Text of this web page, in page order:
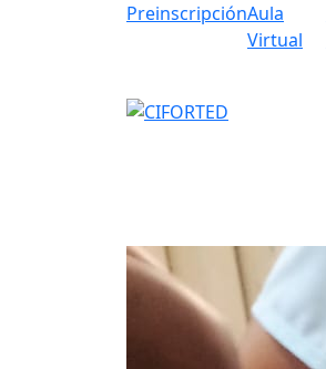
PreinscripciónAula
Virtual